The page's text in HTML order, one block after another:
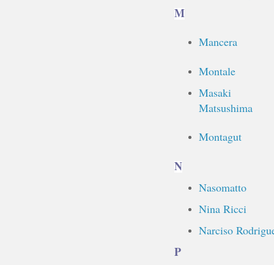
M
Mancera
Montale
Masaki
Matsushima
Montagut
N
Nasomatto
Nina Ricci
Narciso
P